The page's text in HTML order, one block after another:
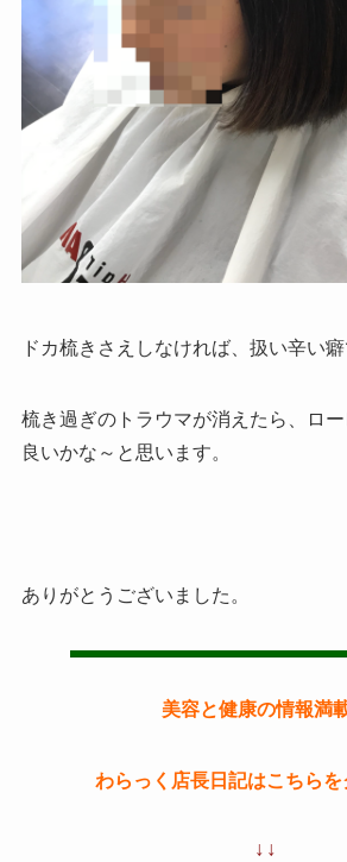
ドカ梳きさえしなければ、扱い辛い癖
梳き過ぎのトラウマが消えたら、ロ
良いかな～と思います。
ありがとうございました。
美容と健康の情報満
わらっく店長日記はこちらを
↓↓